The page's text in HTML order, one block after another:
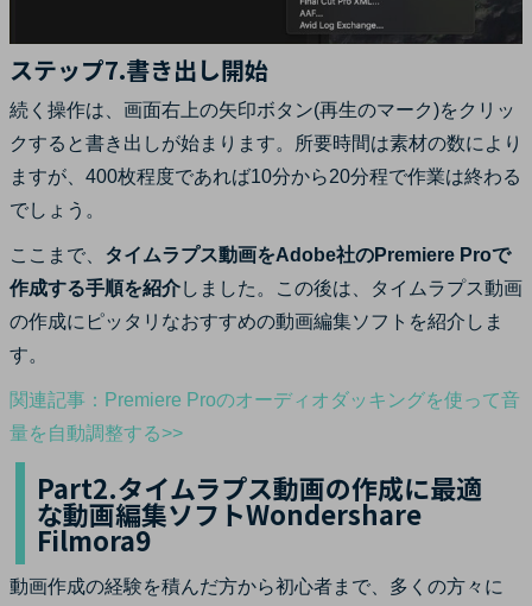
ステップ7.書き出し開始
続く操作は、画面右上の矢印ボタン(再生のマーク)をクリッ
クすると書き出しが始まります。所要時間は素材の数により
ますが、400枚程度であれば10分から20分程で作業は終わる
でしょう。
ここまで、
タイムラプス動画をAdobe社のPremiere Proで
作成する手順を紹介しました。この後は、タイムラプス動画
の作成にピッタリなおすすめの動画編集ソフトを紹介しま
す。
関連記事：Premiere Proのオーディオダッキングを使って音
量を自動調整する>>
Part2.タイムラプス動画の作成に最適
な動画編集ソフトWondershare
Filmora9
動画作成の経験を積んだ方から初心者まで、多くの方々に